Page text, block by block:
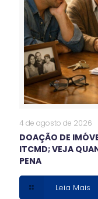
4 de agosto de 2026
DOAÇÃO DE
ITCMD; VEJA
PENA
Leia Mais